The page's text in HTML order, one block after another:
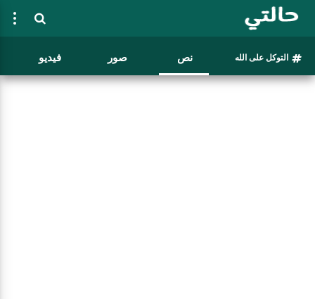
التوكل على الله نص صور فيديو